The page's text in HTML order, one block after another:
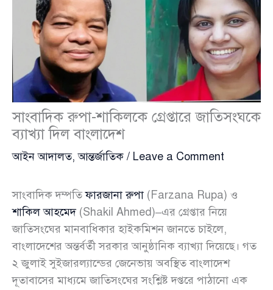
সাংবাদিক রুপা-শাকিলকে গ্রেপ্তারে জাতিসংঘকে
ব্যাখ্যা দিল বাংলাদেশ
আইন আদালত,আন্তর্জাতিক / Leave a Comment
সাংবাদিক দম্পতিফারজানা রুপা (Farzana Rupa) ও
শাকিল আহমেদ(Shakil Ahmed)–এর গ্রেপ্তার নিয়ে
জাতিসংঘের মানবাধিকার হাইকমিশন জানতে চাইলে,
বাংলাদেশের অন্তর্বর্তী সরকার আনুষ্ঠানিক ব্যাখ্যা দিয়েছে। গত
২ জুলাই সুইজারল্যান্ডের জেনেভায় অবস্থিত বাংলাদেশ
দূতাবাসের মাধ্যমে জাতিসংঘের সংশ্লিষ্ট দপ্তরে পাঠানো এক